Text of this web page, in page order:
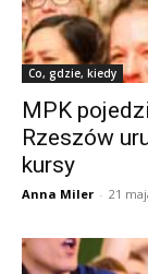
Co, gdzie, kiedy
MPK
Rzeszów
kursy
Anna Miler - 21